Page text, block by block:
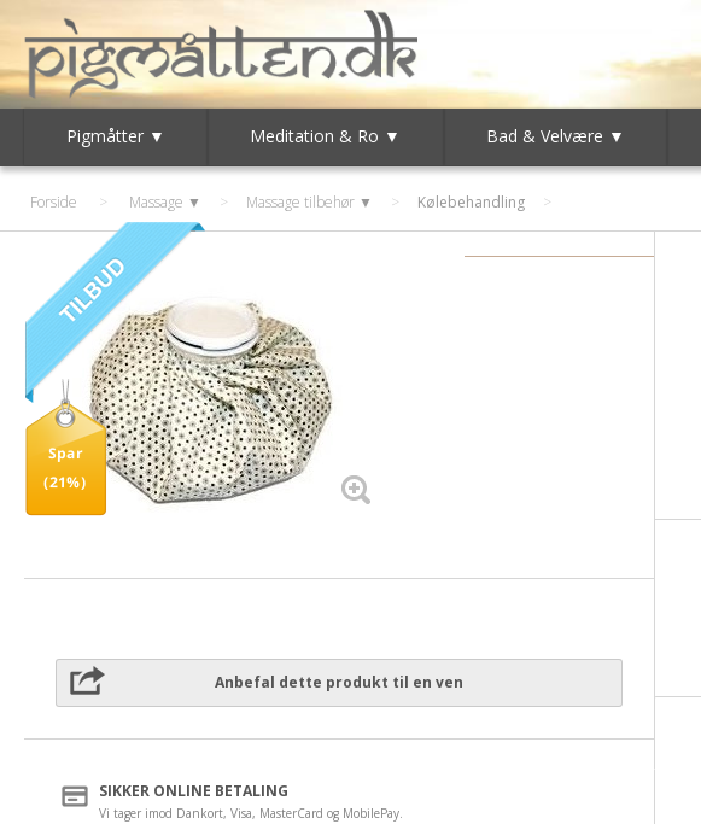
Pigmåtter ▼ Meditation & Ro ▼ Bad & Velvære ▼
Forside > Massage ▼ > Massage tilbehør ▼ > Kølebehandling
Spar
(21%)
Anbefal dette produkt til en ven
SIKKER ONLINE BETALING
Vi tager imod Dankort, Visa, MasterCard og MobilePay.